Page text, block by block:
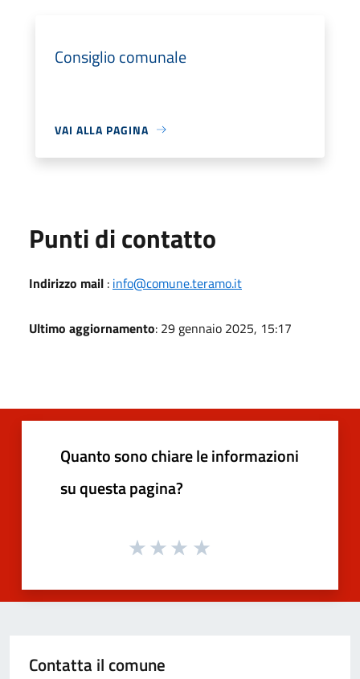
Consiglio comunale
VAI ALLA PAGINA
Punti di contatto
Indirizzo mail : info@comune.teramo.it
Ultimo aggiornamento: 29 gennaio 2025, 15:17
Quanto sono chiare le informazioni
su questa pagina?
Contatta il comune